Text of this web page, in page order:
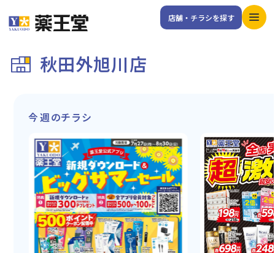
店舗・チラシを探す
秋田外旭川店
今週のチラシ